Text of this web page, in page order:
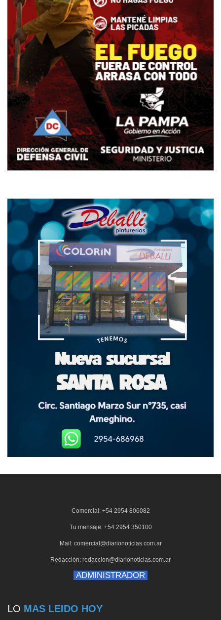
Comercial: +54 2954 806082
Tu mensaje: +54 2954 350100
Mail: comercial@diarionoticias.com.ar
Redacción: redaccion@diarionoticias.com.ar
ADMINISTRADOR
LO MAS LEIDO HOY